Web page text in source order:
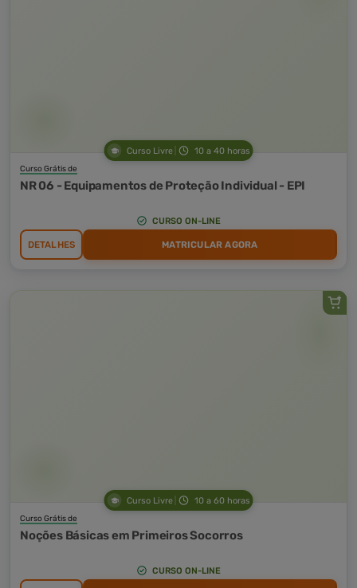
Curso Livre 10 a 40 horas
Curso Grátis de
NR 06 - Equipamentos de Proteção Individual - EPI
CURSO ON-LINE
DETALHES MATRICULAR AGORA
Curso Livre 10 a 60 horas
Curso Grátis de
Noções Básicas em Primeiros Socorros
CURSO ON-LINE